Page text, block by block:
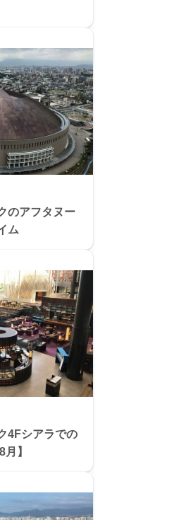
のアフタヌー
ム
4Fシアラでの
】